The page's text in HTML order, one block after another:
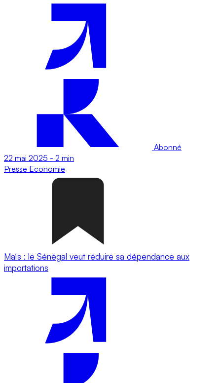
Abonné
22 mai 2025 - 2 min
Presse Economie
Maïs : le Sénégal veut réduire sa dépendance aux
importations